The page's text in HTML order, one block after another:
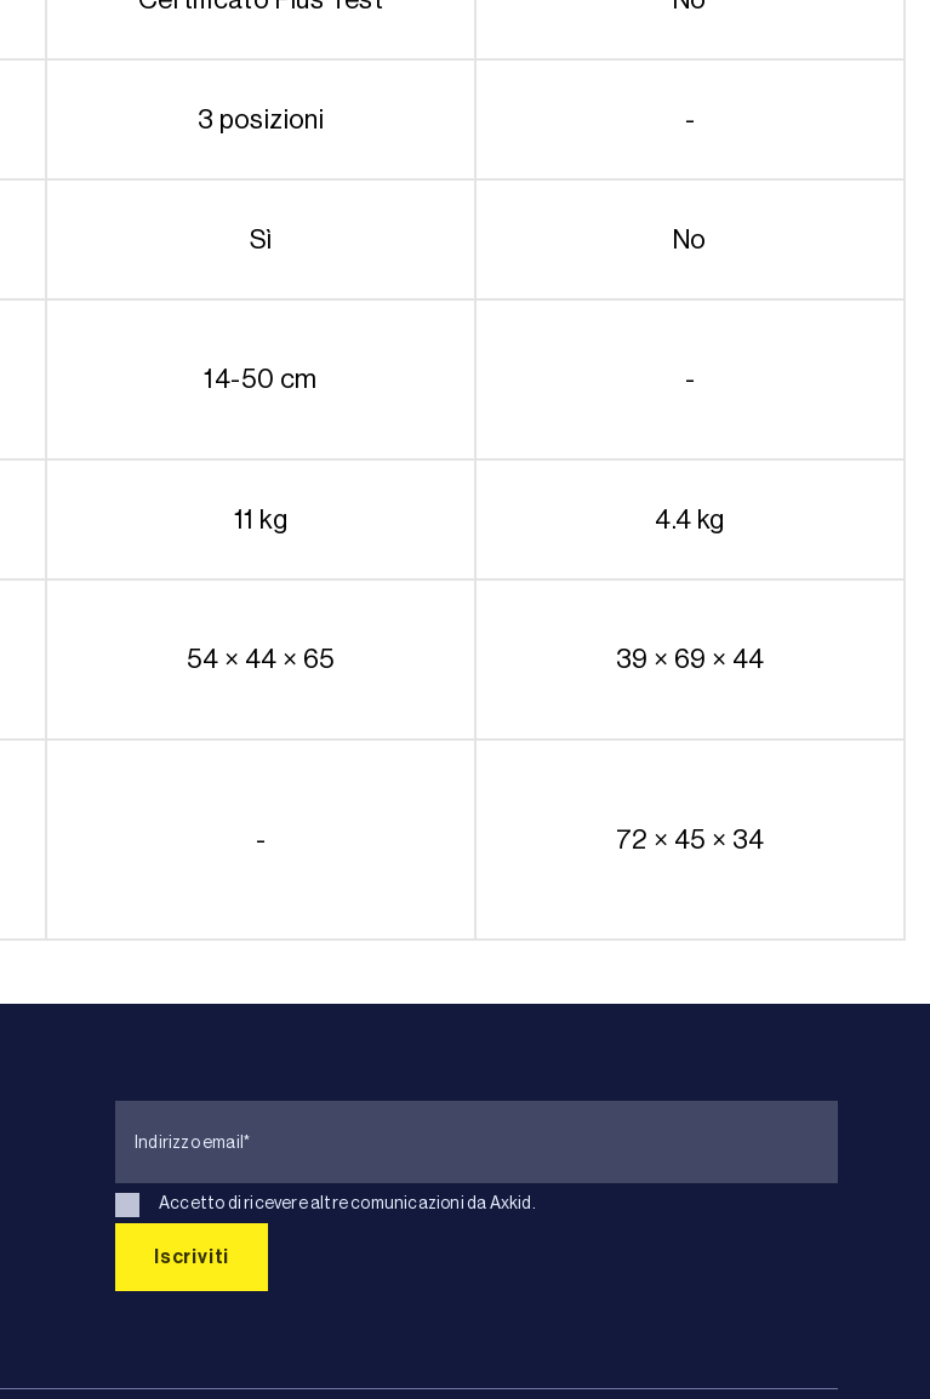
3 posizioni -
Sì No
14-50 cm -
11 kg 4.4 kg
54 × 44 × 65 39 × 69 × 44
- 72 × 45 × 34
Accetto di ricevere altre comunicazioni da Axkid.